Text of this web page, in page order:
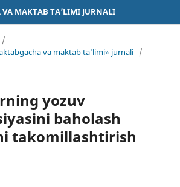
MAKTAB TA’LIMI JURNALI
/
va maktab ta’limi» jurnali /
yozuv
baholash
takomillashtirish